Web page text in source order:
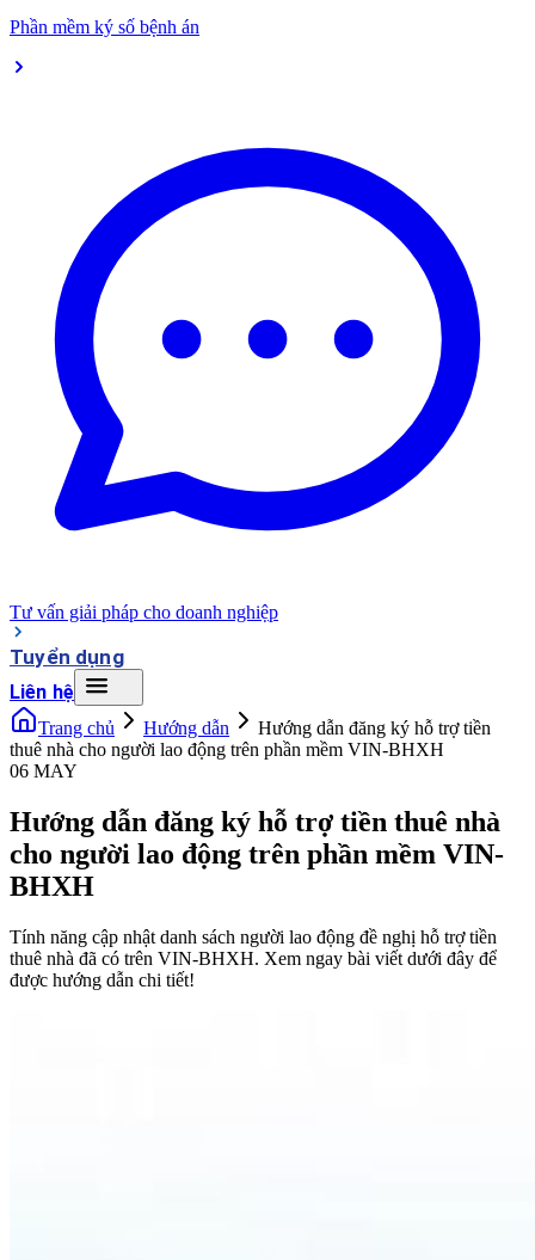
Phần mềm ký số bệnh án
Tư vấn giải pháp cho doanh nghiệp
Tuyển dụng
Liên hệ
Trang chủ Hướng dẫn
Hướng dẫn đăng ký hỗ trợ tiền
thuê nhà cho người lao động trên phần mềm VIN-BHXH
06 MAY
Hướng dẫn đăng ký hỗ trợ tiền thuê nhà
cho người lao động trên phần mềm VIN-
BHXH
Tính năng cập nhật danh sách người lao động đề nghị hỗ trợ tiền
thuê nhà đã có trên VIN-BHXH. Xem ngay bài viết dưới đây để
được hướng dẫn chi tiết!